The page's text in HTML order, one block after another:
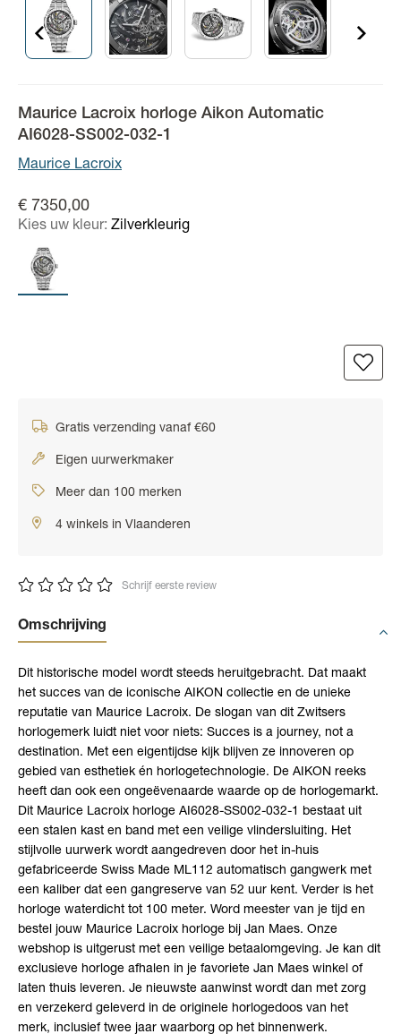
Maurice Lacroix horloge Aikon Automatic
AI6028-SS002-032-1
Maurice Lacroix
€ 7350,00
Kies uw kleur: Zilverkleurig
Gratis verzending vanaf €60
Eigen uurwerkmaker
Meer dan 100 merken
4 winkels in Vlaanderen
Schrijf eerste review
Omschrijving
Dit historische model wordt steeds heruitgebracht. Dat maakt
het succes van de iconische AIKON collectie en de unieke
reputatie van Maurice Lacroix. De slogan van dit Zwitsers
horlogemerk luidt niet voor niets: Succes is a journey, not a
destination. Met een eigentijdse kijk blijven ze innoveren op
gebied van esthetiek én horlogetechnologie. De AIKON reeks
heeft dan ook een ongeëvenaarde waarde op de horlogemarkt.
Dit Maurice Lacroix horloge AI6028-SS002-032-1 bestaat uit
een stalen kast en band met een veilige vlindersluiting. Het
stijlvolle uurwerk wordt aangedreven door het in-huis
gefabriceerde Swiss Made ML112 automatisch gangwerk met
een kaliber dat een gangreserve van 52 uur kent. Verder is het
horloge waterdicht tot 100 meter. Word meester van je tijd en
bestel jouw Maurice Lacroix horloge bij Jan Maes. Onze
webshop is uitgerust met een veilige betaalomgeving. Je kan dit
exclusieve horloge afhalen in je favoriete Jan Maes winkel of
laten thuis leveren. Je nieuwste aanwinst wordt dan met zorg
en verzekerd geleverd in de originele horlogedoos van het
merk, inclusief twee jaar waarborg op het binnenwerk.